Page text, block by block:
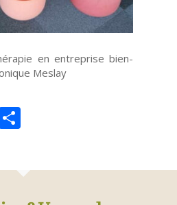
en entreprise bien-
Meslay